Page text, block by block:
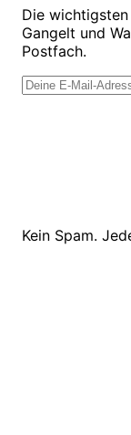
Die
Gangelt und
Postfach.
Kein Spam.